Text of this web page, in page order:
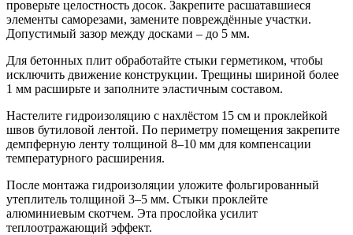
проверьте целостность досок. Закрепите расшатавшиеся
элементы саморезами, замените повреждённые участки.
Допустимый зазор между досками – до 5 мм.
Для бетонных плит обработайте стыки герметиком, чтобы
исключить движение конструкции. Трещины шириной более
1 мм расширьте и заполните эластичным составом.
Настелите гидроизоляцию с нахлёстом 15 см и проклейкой
швов бутиловой лентой. По периметру помещения закрепите
демпферную ленту толщиной 8–10 мм для компенсации
температурного расширения.
После монтажа гидроизоляции уложите фольгированный
утеплитель толщиной 3–5 мм. Стыки проклейте
алюминиевым скотчем. Эта прослойка усилит
теплоотражающий эффект.